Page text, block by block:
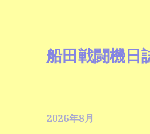
船田戦闘機日
2026年8月